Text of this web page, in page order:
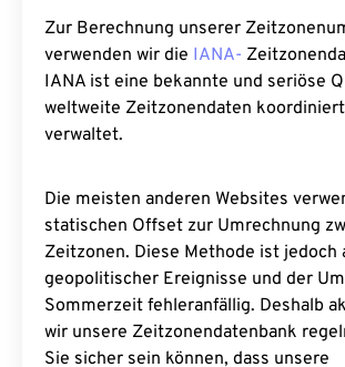
Zur Berechnung unserer
verwenden wir die IANA-
IANA ist eine bekannte und seriöse
weltweite Zeitzonendaten
verwaltet.
Die meisten anderen Websites
statischen Offset zur Umrechnung
Zeitzonen. Diese Methode ist jedoch
geopolitischer Ereignisse und der
Sommerzeit fehleranfällig. Deshalb
wir unsere Zeitzonendatenbank
Sie sicher sein können, dass unsere